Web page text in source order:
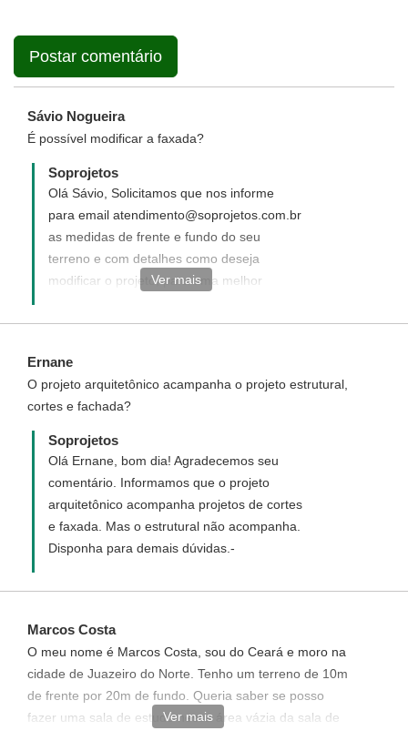
Sávio Nogueira
É possível modificar a faxada?
Soprojetos
Olá Sávio, Solicitamos que nos informe
para email atendimento@soprojetos.com.br
as medidas de frente e fundo do seu
terreno e com detalhes como deseja
modificar o projeto, para uma melhor
Ver mais
Ernane
O projeto arquitetônico acampanha o projeto estrutural,
cortes e fachada?
Soprojetos
Olá Ernane, bom dia! Agradecemos seu
comentário. Informamos que o projeto
arquitetônico acompanha projetos de cortes
e faxada. Mas o estrutural não acompanha.
Disponha para demais dúvidas.-
Marcos Costa
O meu nome é Marcos Costa, sou do Ceará e moro na
cidade de Juazeiro do Norte. Tenho um terreno de 10m
de frente por 20m de fundo. Queria saber se posso
fazer uma sala de estudo nessa área vázia da sala de
Ver mais